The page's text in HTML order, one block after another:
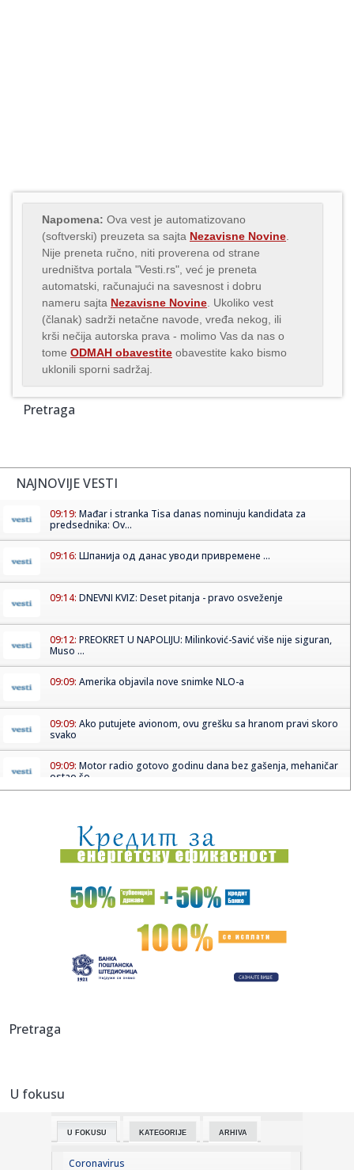
Napomena: Ova vest je automatizovano
(softverski) preuzeta sa sajta Nezavisne Novine
Nije preneta ručno, niti proverena od strane
uredništva portala "Vesti.rs", već je preneta
automatski, računajući na savesnost i dobru
nameru sajta Nezavisne Novine . Ukoliko vest
(članak) sadrži netačne navode, vređa nekog, ili
krši nečija autorska prava - molimo Vas da nas o
tome ODMAH obavestite obavestite kako bismo
uklonili sporni sadržaj.
Pretraga
NAJNOVIJE VESTI
09:19: Mađar i stranka Tisa danas nominuju kandidata za
predsednika: Ov...
09:16: Шпанија од данас уводи привремене ...
09:14: DNEVNI KVIZ: Deset pitanja - pravo osveženje
09:12: PREOKRET U NAPOLIJU: Milinković-Savić više nije siguran,
Muso ...
09:09: Amerika objavila nove snimke NLO-a
09:09: Ako putujete avionom, ovu grešku sa hranom pravi skoro
svako
09:09: Motor radio gotovo godinu dana bez gašenja, mehaničar
ostao šo...
09:08:АМСС: На граничном прелазу ...
09:09:Na Batrovcima se od jutros čeka oko četiri sata
Rutina Šeltona
09:08:AdmiralBet ABA liga ostala bez direktora: Milija Vojinović
tankere s...
09:05:
09:01: Журка Југословенка у Беер Гарден-у ...
Pretraga
U fokusu
U FOKUSU KATEGORIJE ARHIVA
Coronavirus